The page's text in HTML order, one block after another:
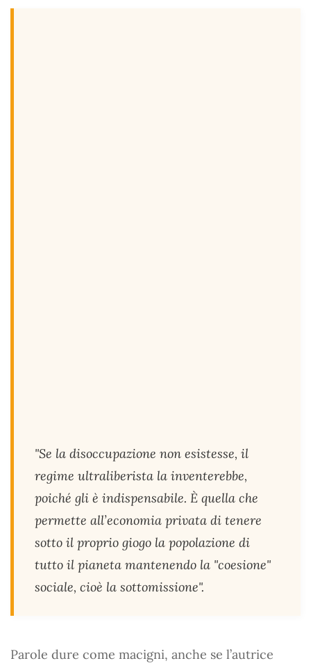
"Se la disoccupazione non esistesse, il
regime ultraliberista la inventerebbe,
poiché gli è indispensabile. È quella che
permette all’economia privata di tenere
sotto il proprio giogo la popolazione di
tutto il pianeta mantenendo la "coesione"
sociale, cioè la sottomissione".
Parole dure come macigni, anche se l’autrice